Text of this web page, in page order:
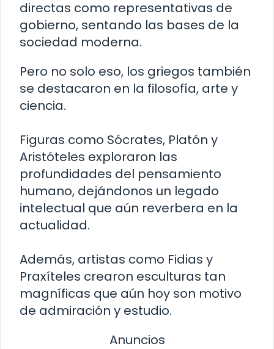
directas como representativas de
gobierno, sentando las bases de la
sociedad moderna.
Pero no solo eso, los griegos también
se destacaron en la filosofía, arte y
ciencia.
Figuras como Sócrates, Platón y
Aristóteles exploraron las
profundidades del pensamiento
humano, dejándonos un legado
intelectual que aún reverbera en la
actualidad.
Además, artistas como Fidias y
Praxíteles crearon esculturas tan
magníficas que aún hoy son motivo
de admiración y estudio.
Anuncios